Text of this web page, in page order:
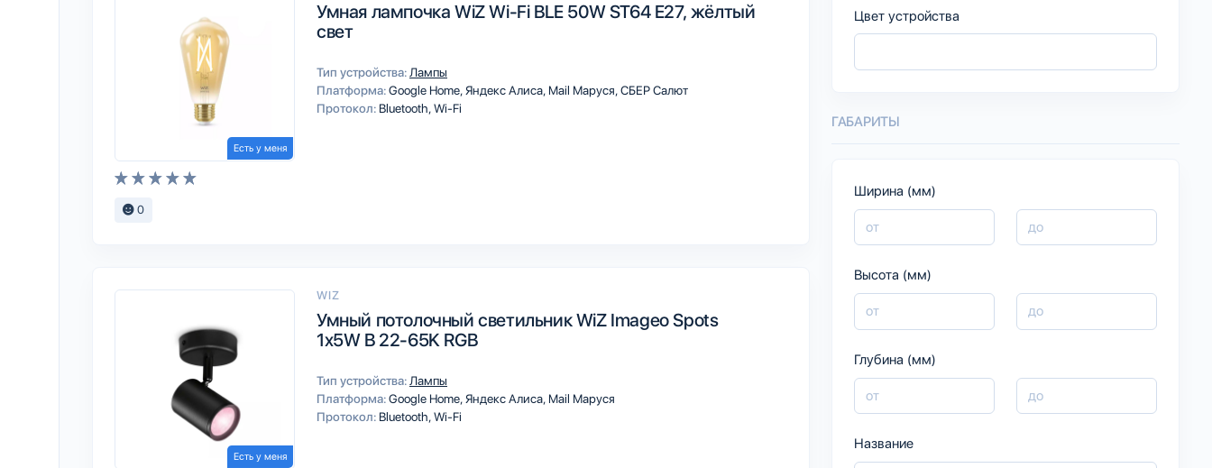
Есть у меня
Умная лампочка WiZ Wi-Fi BLE 50W ST64 E27, жёлтый
свет
Тип устройства: Лампы
Платформа:Google HomeЯндекс Алиса Mail МарусяСБЕР Салют
Протокол: BluetoothWi-Fi
0
Есть у меня
WIZ
Умный потолочный светильник WiZ Imageo Spots
1x5W B 22-65K RGB
Тип устройства: Лампы
Платформа:Google HomeЯндекс Алиса Mail Маруся
Протокол: BluetoothWi-Fi
Цвет устройства
ГАБАРИТЫ
Ширина (мм)
Высота (мм)
Глубина (мм)
Название